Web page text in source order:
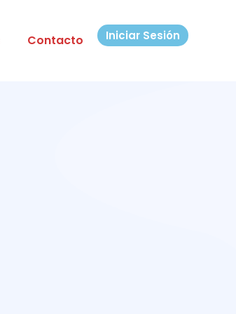
Contacto Iniciar Sesión